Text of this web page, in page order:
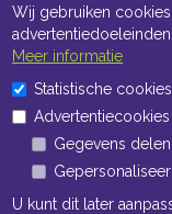
Wij gebruiken cookies
Meer informatie
Statistische
Advertentiecookies
Gegevens
U kunt dit later